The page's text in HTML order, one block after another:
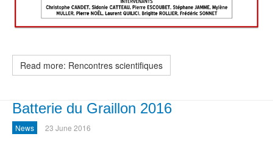
Read more: Rencontres scientifiques
Batterie du Graillon 2016
News 23 June 2016